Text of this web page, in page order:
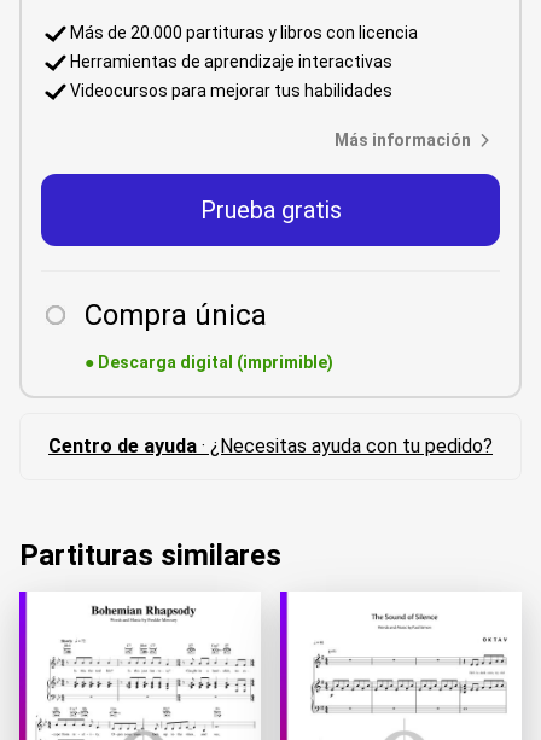
Más de 20.000 partituras y libros con licencia
Herramientas de aprendizaje interactivas
Videocursos para mejorar tus habilidades
Más información
Prueba gratis
Compra única
● Descarga digital (imprimible)
Centro de ayuda · ¿Necesitas ayuda con tu pedido?
Partituras similares